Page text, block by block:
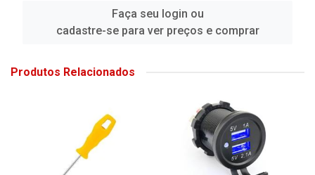
Faça seu login ou
cadastre-se para ver preços e comprar
Produtos Relacionados